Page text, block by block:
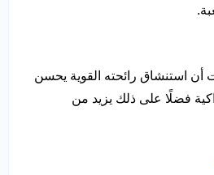
أن استنشاق رائحته القوية يحسن
فضلًا على ذلك يزيد من